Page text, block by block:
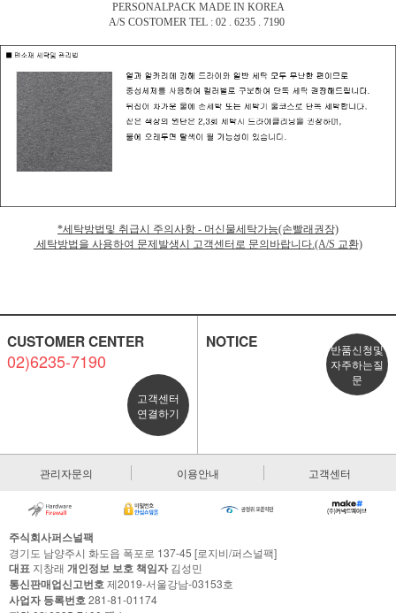
PERSONALPACK MADE IN KOREA
A/S COSTOMER TEL : 02 . 6235 . 7190
*세탁방법및 취급시 주의사항 - 머신물세탁가능(손빨래권장)
세탁방법을 사용하여 문제발생시 고객센터로 문의바랍니다.(A/S 교환)
CUSTOMER CENTER
02)6235-7190
고객센터
연결하기
NOTICE
반품신청및
자주하는질
문
관리자문의 이용안내 고객센터
주식회사퍼스널팩
경기도 남양주시 화도읍 폭포로 137-45 [로지비/퍼스널팩]
대표 지창래 개인정보 보호 책임자김성민
통신판매업신고번호제2019-서울강남-03153호
사업자 등록번호281-81-01174